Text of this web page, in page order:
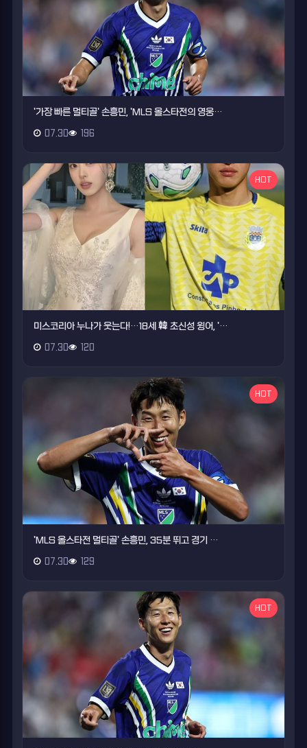
'가장 빠른 멀티골' 손흥민, 'MLS 올스타전의 영웅…
07.30 196
HOT
미스코리아 누나가 웃는다!…18세 韓 초신성 윙어, '…
07.30 120
HOT
'MLS 올스타전 멀티골' 손흥민, 35분 뛰고 경기 …
07.30 129
HOT